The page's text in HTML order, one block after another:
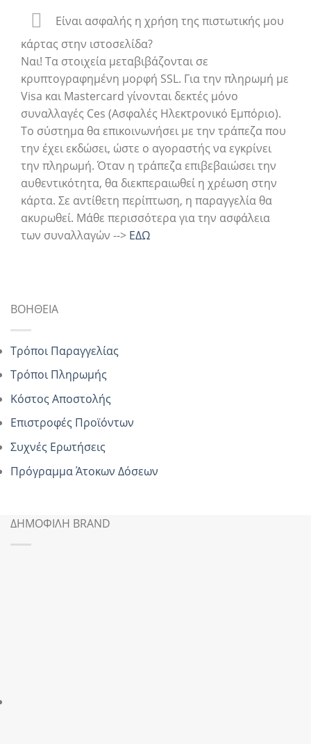
Είναι ασφαλής η χρήση της πιστωτικής μου
κάρτας στην ιστοσελίδα?
Ναι! Τα στοιχεία μεταβιβάζονται σε
κρυπτογραφημένη μορφή SSL. Για την πληρωμή με
Visa και Mastercard γίνονται δεκτές μόνο
συναλλαγές Ces (Ασφαλές Ηλεκτρονικό Εμπόριο).
Το σύστημα θα επικοινωνήσει με την τράπεζα που
την έχει εκδώσει, ώστε ο αγοραστής να εγκρίνει
την πληρωμή. Όταν η τράπεζα επιβεβαιώσει την
αυθεντικότητα, θα διεκπεραιωθεί η χρέωση στην
κάρτα. Σε αντίθετη περίπτωση, η παραγγελία θα
ακυρωθεί. Μάθε περισσότερα για την ασφάλεια
των συναλλαγών --> ΕΔΩ
ΒΟΗΘΕΙΑ
Τρόποι Παραγγελίας
Τρόποι Πληρωμής
Κόστος Αποστολής
Επιστροφές Προϊόντων
Συχνές Ερωτήσεις
Πρόγραμμα Άτοκων Δόσεων
ΔΗΜΟΦΙΛΗ BRAND